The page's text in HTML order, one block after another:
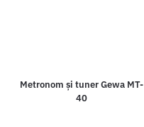
Metronom și tuner Gewa MT-
40